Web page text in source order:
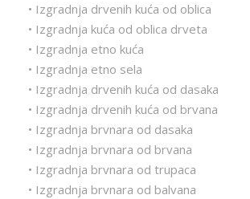
• Izgradnja drvenih kuća od oblica
• Izgradnja kuća od oblica drveta
• Izgradnja etno kuća
• Izgradnja etno sela
• Izgradnja drvenih kuća od dasaka
• Izgradnja drvenih kuća od brvana
• Izgradnja brvnara od dasaka
• Izgradnja brvnara od brvana
• Izgradnja brvnara od trupaca
• Izgradnja brvnara od balvana